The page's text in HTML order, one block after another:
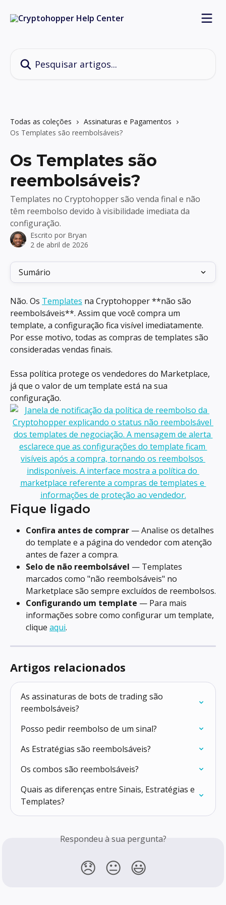
Todas as coleções
Assinaturas e Pagamentos
Os Templates são reembolsáveis?
Os Templates são
reembolsáveis?
Templates no Cryptohopper são venda final e não
têm reembolso devido à visibilidade imediata da
configuração.
Escrito por Bryan
2 de abril de 2026
Sumário
Não. Os Templates na Cryptohopper **não são
reembolsáveis**. Assim que você compra um
template, a configuração fica visível imediatamente.
Por esse motivo, todas as compras de templates são
consideradas vendas finais.
Essa política protege os vendedores do Marketplace,
já que o valor de um template está na sua
configuração.
Fique ligado
Confira antes de comprar — Analise os detalhes
do template e a página do vendedor com atenção
antes de fazer a compra.
Selo de não reembolsável — Templates
marcados como "não reembolsáveis" no
Marketplace são sempre excluídos de reembolsos.
Configurando um template — Para mais
informações sobre como configurar um template,
clique aqui.
Artigos relacionados
As assinaturas de bots de trading são
reembolsáveis?
Posso pedir reembolso de um sinal?
As Estratégias são reembolsáveis?
Os combos são reembolsáveis?
Quais as diferenças entre Sinais, Estratégias e
Templates?
Respondeu à sua pergunta?
😞 😐 😃